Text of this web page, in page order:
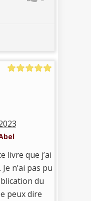
livre que j’ai
n’ai pas pu
du
peux dire